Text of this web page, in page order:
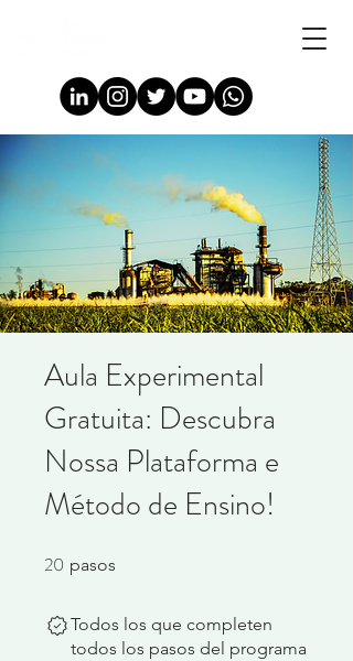
Aula Experimental
Gratuita: Descubra
Nossa Plataforma e
Método de Ensino!
20 pasos
Todos los que completen
todos los pasos del programa